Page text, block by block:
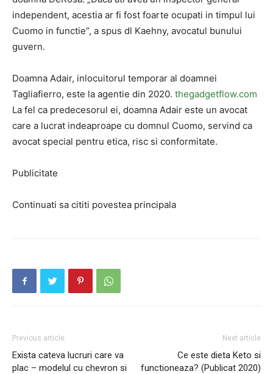
independent, acestia ar fi fost foarte ocupati in timpul lui
Cuomo in functie”, a spus dl Kaehny, avocatul bunului
guvern.
Doamna Adair, inlocuitorul temporar al doamnei
Tagliafierro, este la agentie din 2020. thegadgetflow.com
La fel ca predecesorul ei, doamna Adair este un avocat
care a lucrat indeaproape cu domnul Cuomo, servind ca
avocat special pentru etica, risc si conformitate.
Publicitate
Continuati sa cititi povestea principala
Previous article
Exista cateva lucruri care va
plac – modelul cu chevron si
Next article
Ce este dieta Keto si
functioneaza? (Publicat 2020)